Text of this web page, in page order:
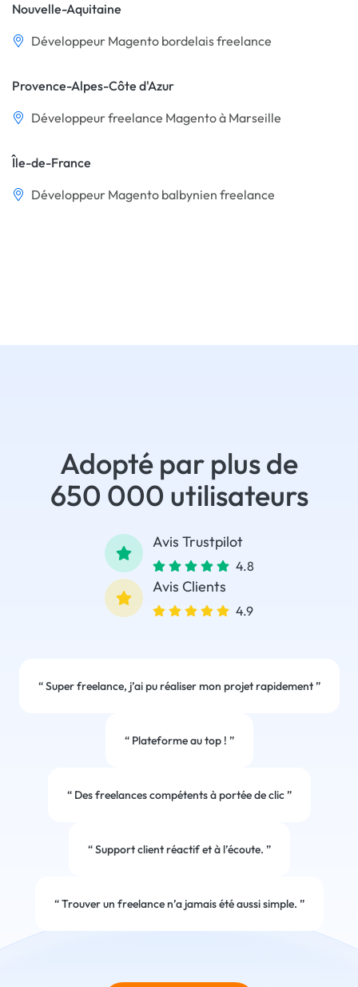
Nouvelle-Aquitaine
Développeur Magento bordelais freelance
Provence-Alpes-Côte d'Azur
Développeur freelance Magento à Marseille
Île-de-France
Développeur Magento balbynien freelance
Adopté par plus de
650 000 utilisateurs
Avis Trustpilot
4.8
Avis Clients
4.9
“Super freelance, j’ai pu réaliser mon projet rapidement”
“Plateforme au top ! ”
“Des freelances compétents à portée de clic”
“Support client réactif et à l’écoute. ”
“Trouver un freelance n’a jamais été aussi simple. ”